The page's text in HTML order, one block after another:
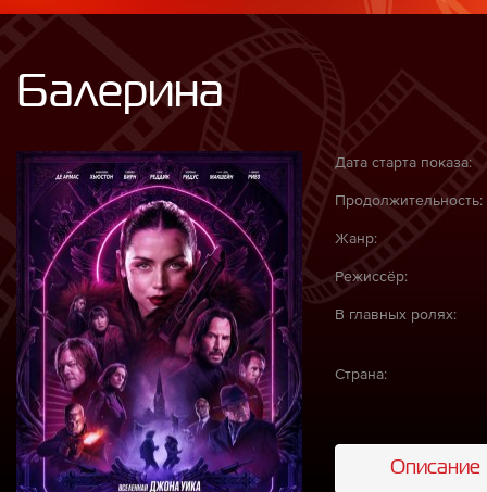
Балерина
Дата старта показа:
Продолжительность:
Жанр:
Режиссёр:
В главных ролях:
Страна:
Описание